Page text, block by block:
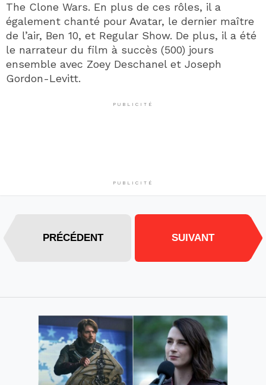
The Clone Wars. En plus de ces rôles, il a
également chanté pour Avatar, le dernier maître
de l’air, Ben 10, et Regular Show. De plus, il a été
le narrateur du film à succès (500) jours
ensemble avec Zoey Deschanel et Joseph
Gordon-Levitt.
PUBLICITÉ
PUBLICITÉ
PRÉCÉDENT SUIVANT